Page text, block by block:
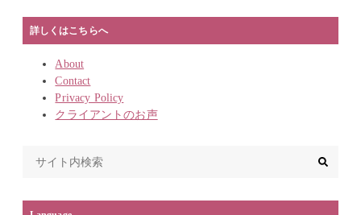
詳しくはこちらへ
About
Contact
Privacy Policy
クライアントのお声